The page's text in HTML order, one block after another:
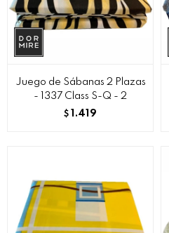
Juego de Sábanas 2 Plazas
- 1337 Class S-Q - 2
$ 1.419